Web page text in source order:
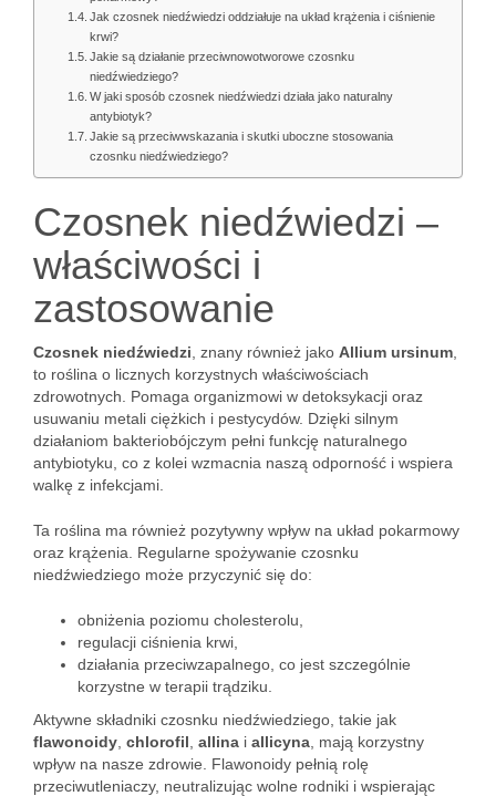
Jak czosnek niedźwiedzi oddziałuje na układ krążenia i ciśnienie
krwi?
Jakie są działanie przeciwnowotworowe czosnku
niedźwiedziego?
W jaki sposób czosnek niedźwiedzi działa jako naturalny
antybiotyk?
Jakie są przeciwwskazania i skutki uboczne stosowania
czosnku niedźwiedziego?
Czosnek niedźwiedzi –
właściwości i
zastosowanie
Czosnek niedźwiedzi , znany również jako Allium ursinum
to roślina o licznych korzystnych właściwościach
zdrowotnych. Pomaga organizmowi w detoksykacji oraz
usuwaniu metali ciężkich i pestycydów. Dzięki silnym
działaniom bakteriobójczym pełni funkcję naturalnego
antybiotyku, co z kolei wzmacnia naszą odporność i wspiera
walkę z infekcjami.
Ta roślina ma również pozytywny wpływ na układ pokarmowy
oraz krążenia. Regularne spożywanie czosnku
niedźwiedziego może przyczynić się do:
obniżenia poziomu cholesterolu,
regulacji ciśnienia krwi,
działania przeciwzapalnego, co jest szczególnie
korzystne w terapii trądziku.
Aktywne składniki czosnku niedźwiedziego, takie jak
flawonoidy chlorofil allina i allicyna , mają korzystny
wpływ na nasze zdrowie. Flawonoidy pełnią rolę
przeciwutleniaczy, neutralizując wolne rodniki i wspierając